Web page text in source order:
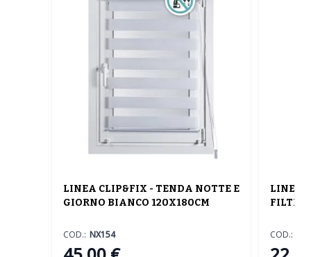
LINEA CLIP&FIX - TENDA NOTTE E
GIORNO BIANCO 120X180CM
COD.: NX154
LINEA
COD.: